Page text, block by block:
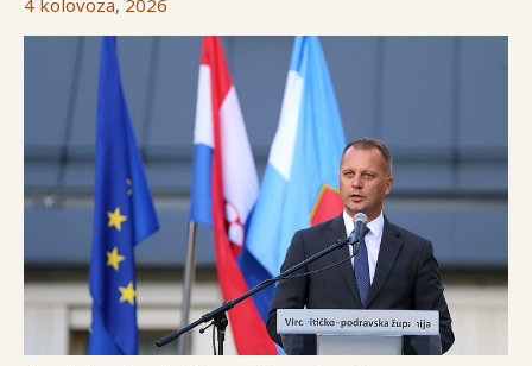
4 kolovoza, 2026